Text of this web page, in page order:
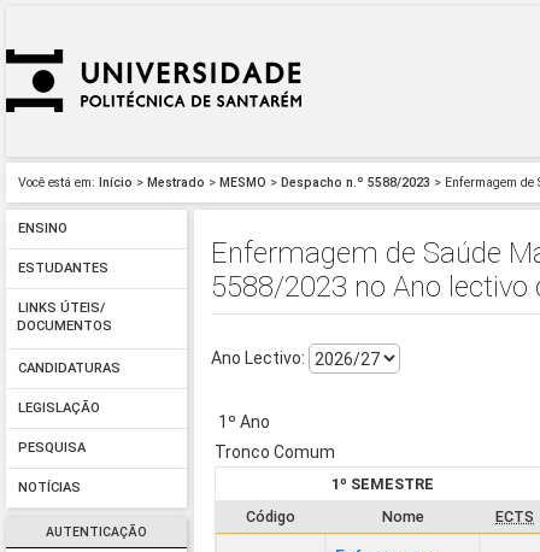
Você está em: Início > Mestrado > MESMO > Despacho n.º 5588/2023 > Enfermagem de
ENSINO
ESTUDANTES
LINKS ÚTEIS/
DOCUMENTOS
CANDIDATURAS
LEGISLAÇÃO
PESQUISA
NOTÍCIAS
AUTENTICAÇÃO
Enfermagem de Saúde
5588/2023 no Ano lectivo
Ano Lectivo:
1º Ano
Tronco Comum
1º SEMESTRE
Código
Nome ECTS